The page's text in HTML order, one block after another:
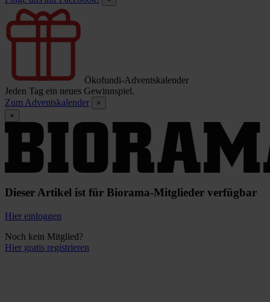
Ökofundi-Adventskalender
Jeden Tag ein neues Gewinnspiel.
Zum Adventskalender
×
×
Dieser Artikel ist für Biorama-Mitglieder verfügbar
Hier einloggen
Noch kein Mitglied?
Hier gratis registrieren